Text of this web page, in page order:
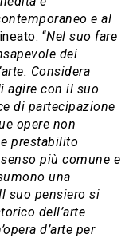
e al
“Nel suo fare
dei
Considera
agire con il suo
di partecipazione
opere non
prestabilito
più comune e
una
suo pensiero si
dell’arte
d’arte per